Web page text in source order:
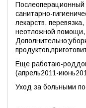
санитарно-
лекарств,
неотложной помощи,
Еще работаю-
(апрель2011-
Уход за больными